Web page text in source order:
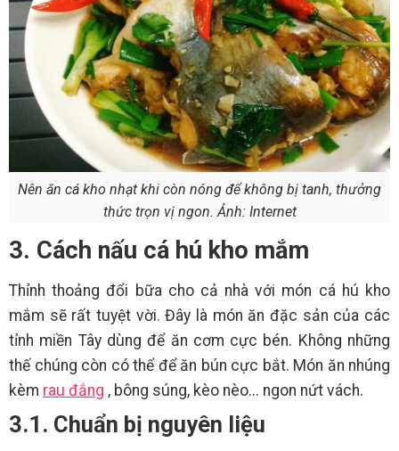
Nên ăn cá kho nhạt khi còn nóng để không bị tanh, thưởng
thức trọn vị ngon. Ảnh: Internet
3. Cách nấu cá hú kho mắm
Thỉnh thoảng đổi bữa cho cả nhà với món cá hú kho
mắm sẽ rất tuyệt vời. Đây là món ăn đặc sản của các
tỉnh miền Tây dùng để ăn cơm cực bén. Không những
thế chúng còn có thể để ăn bún cực bắt. Món ăn nhúng
kèm rau đắng , bông súng, kèo nèo... ngon nứt vách.
3.1. Chuẩn bị nguyên liệu